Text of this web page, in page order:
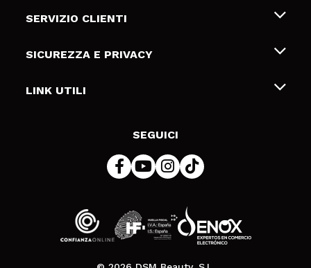
Chi siamo
Gift Cards
SERVIZIO CLIENTI
Spedizioni & Resi
Metodi di pagamamento
SICUREZZA E PRIVACY
Termini e condizioni
LINK UTILI
SEGUICI